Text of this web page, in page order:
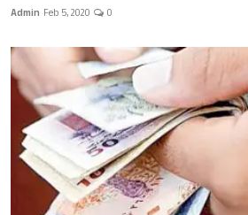
Admin Feb 5, 2020 0